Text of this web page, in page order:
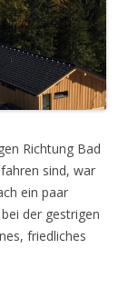
Richtung Bad
sind, war
ein paar
der gestrigen
friedliches